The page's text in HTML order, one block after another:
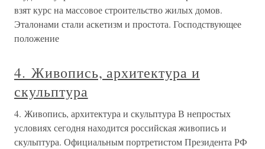
взят курс на массовое строительство жилых домов.
Эталонами стали аскетизм и простота. Господствующее
положение
4. Живопись, архитектура и
скульптура
4. Живопись, архитектура и скульптура В непростых
условиях сегодня находится российская живопись и
скульптура. Официальным портретистом Президента РФ